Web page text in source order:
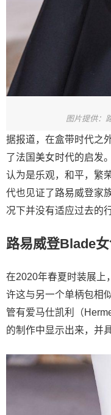
图片提供：
据报道，在盒带时代之
了法国美女时代的启发
认为是乐观，和平，繁
代也见证了路易威登家
况下并没有适应过去的
路易威登Blade
在2020年春夏时装展上
许这与另一个单柄包相
管有爱马仕凯利（
的制作中显示出来，并